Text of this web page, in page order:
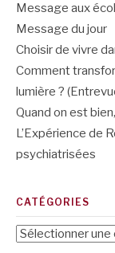
Message aux
Message du jour
Choisir de vivre
Comment
lumière ?
Quand on est
L’Expérience de
psychiatrisées
CATÉGORIES
Catégories